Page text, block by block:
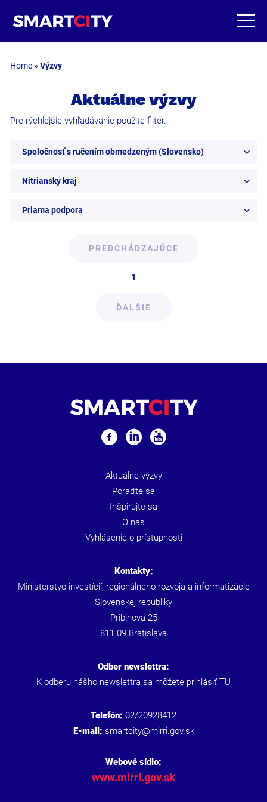
Home»Výzvy
Aktuálne výzvy
Pre rýchlejšie vyhľadávanie použite filter.
Spoločnosť s ručením obmedzeným (Slovensko)
Nitriansky kraj
Priama podpora
PREDCHÁDZAJÚCE
1
ĎALŠIE
Aktuálne výzvy
Poraďte sa
Inšpirujte sa
O nás
Vyhlásenie o prístupnosti
Kontakty:
Ministerstvo investícií, regionálneho rozvoja a informatizácie
Slovenskej republiky
Pribinova 25
811 09 Bratislava
Odber newslettra:
K odberu nášho newslettra sa môžete prihlásiť TU
Telefón: 02/20928412
E-mail: smartcity@mirri.gov.sk
Webové sídlo:
www.mirri.gov.sk